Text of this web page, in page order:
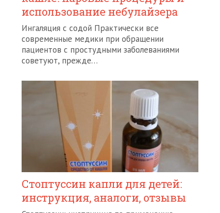
использование небулайзера
Ингаляция с содой Практически все
современные медики при обращении
пациентов с простудными заболеваниями
советуют, прежде…
Стоптуссин капли для детей:
инструкция, аналоги, отзывы